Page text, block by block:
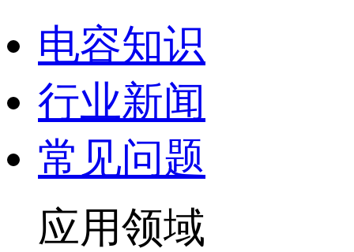
电容知识
行业新闻
常见问题
应用领域